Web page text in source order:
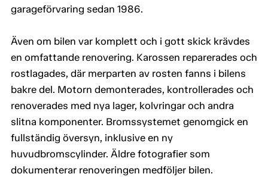
garageförvaring sedan 1986.
Även om bilen var komplett och i gott skick krävdes
en omfattande renovering. Karossen reparerades och
rostlagades, där merparten av rosten fanns i bilens
bakre del. Motorn demonterades, kontrollerades och
renoverades med nya lager, kolvringar och andra
slitna komponenter. Bromssystemet genomgick en
fullständig översyn, inklusive en ny
huvudbromscylinder. Äldre fotografier som
dokumenterar renoveringen medföljer bilen.